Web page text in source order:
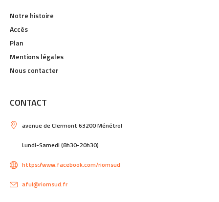
Notre histoire
Accès
Plan
Mentions légales
Nous contacter
CONTACT
avenue de Clermont 63200 Ménétrol
Lundi-Samedi (8h30-20h30)
https://www.facebook.com/riomsud
aful@riomsud.fr